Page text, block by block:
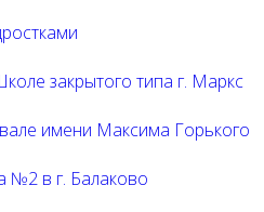
закрытого типа г. Маркс
имени Максима Горького
№2 в г. Балаково